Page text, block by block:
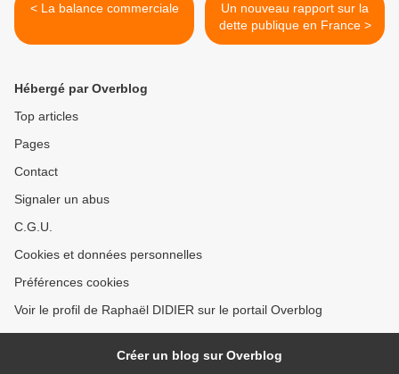
< La balance commerciale
Un nouveau rapport sur la
dette publique en France >
Hébergé par Overblog
Top articles
Pages
Contact
Signaler un abus
C.G.U.
Cookies et données personnelles
Préférences cookies
Voir le profil de Raphaël DIDIER sur le portail Overblog
Créer un blog sur Overblog